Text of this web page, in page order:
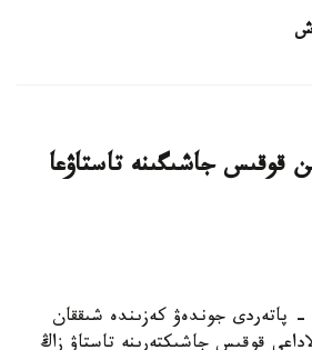
قوقىس جاشىگىنە تاستاۋعا
استانا. KAZINFORM - پاتەردى جوندەۋ كەزىندە شىققان